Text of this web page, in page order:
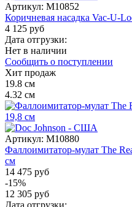
Артикул: M10852
Коричневая насадка Vac-U-
4 125 руб
Дата отгрузки:
Нет в наличии
Сообщить о поступлении
Хит продаж
19.8 см
4.32 см
Артикул: M10880
Фаллоимитатор-мулат The
см
14 475 руб
-15%
12 305 руб
Дата отгрузки: